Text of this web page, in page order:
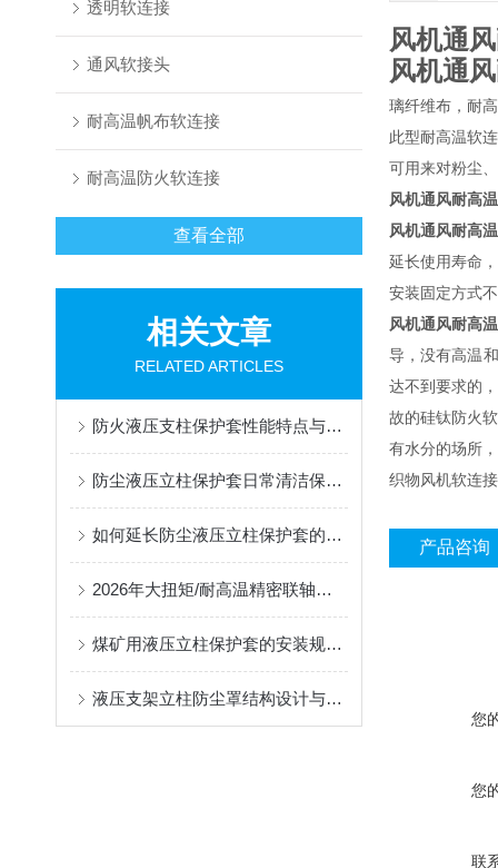
透明软连接
通风软接头
耐高温帆布软连接
耐高温防火软连接
查看全部
相关文章
RELATED ARTICLES
防火液压支柱保护套性能特点与阻燃防护应用
防尘液压立柱保护套日常清洁保养与更换规范
如何延长防尘液压立柱保护套的使用寿命？
2026年大扭矩/耐高温精密联轴器定制找哪家？能实现精准定制的优质厂家盘点
煤矿用液压立柱保护套的安装规范与使用寿命提升方案
液压支架立柱防尘罩结构设计与密封防护原理
风机通
风机通
璃纤维布，耐
此型耐高温软
可用来对粉尘
风机通风耐高
风机通风耐高
延长使用寿命
安装固定方式
风机通风耐高
导，没有高温
达不到要求的
故的硅钛防火
有水分的场所
织物风机软连
产品咨询
您
您
联